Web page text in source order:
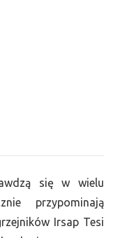
się w wielu
przypominają
Irsap Tesi